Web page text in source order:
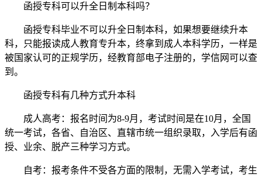
函授专科可以升全日制本科吗？
函授专科毕业不可以升全日制本科，如果想要继续升本
科，只能报读成人教育专升本，终拿到成人本科学历，一样是
被国家认可的正规学历，经教育部电子注册的，学信网可以查
到。
函授专科有几种方式升本科
成人高考：报名时间为8-9月，考试时间是在10月，全国
统一考试，各省、自治区、直辖市统一组织录取，入学后有函
授、业余、脱产三种学习方式。
自考：报考条件不受各方面的限制，无需入学考试，考生